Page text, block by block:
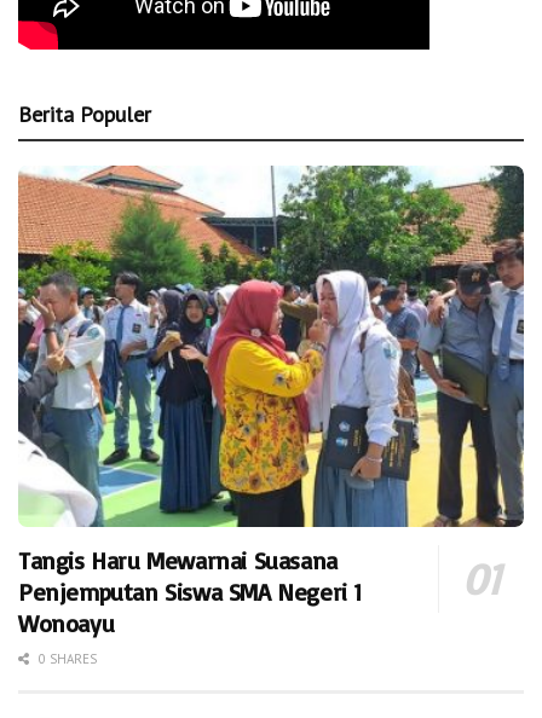
Berita Populer
Tangis Haru Mewarnai Suasana
Penjemputan Siswa SMA Negeri 1
Wonoayu
0 SHARES